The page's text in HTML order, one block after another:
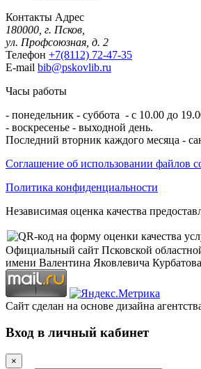
Контакты Адрес
180000, г. Псков,
ул. Профсоюзная, д. 2
Телефон +7(8112) 72-47-35
E-mail bib@pskovlib.ru
Часы работы
- понедельник - суббота - с 10.00 до
- воскресенье - выходной день.
Последний вторник каждого месяца -
Соглашение об использовании файлов
Политика конфиденциальности
Независимая оценка качества
Официальный сайт Псковской
имени Валентина Яковлевича Курбатова
Сайт сделан на основе дизайна
Вход в личный кабинет
×